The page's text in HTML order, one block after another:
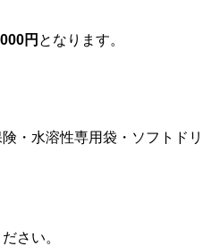
円 となります。
・水溶性専用袋・ソフトド
さい。